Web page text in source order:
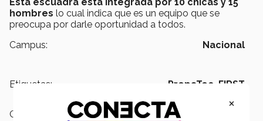
hombres lo cual indica que es un equipo que se
preocupa por darle oportunidad a todos.
Campus:
Nacional
Etiquetas: PrepaTec, FIRST
Categoría:
×